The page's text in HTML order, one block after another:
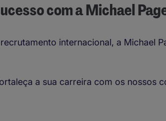
com a Michael
internacional, a Michael
a sua carreira com os nossos